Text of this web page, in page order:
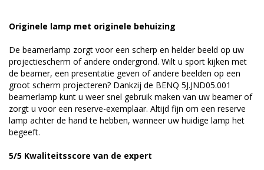
Originele lamp met originele behuizing
De beamerlamp zorgt voor een scherp en helder beeld op uw
projectiescherm of andere ondergrond. Wilt u sport kijken met
de beamer, een presentatie geven of andere beelden op een
groot scherm projecteren? Dankzij de BENQ 5J.JND05.001
beamerlamp kunt u weer snel gebruik maken van uw beamer of
zorgt u voor een reserve-exemplaar. Altijd fijn om een reserve
lamp achter de hand te hebben, wanneer uw huidige lamp het
begeeft.
5/5 Kwaliteitsscore van de expert